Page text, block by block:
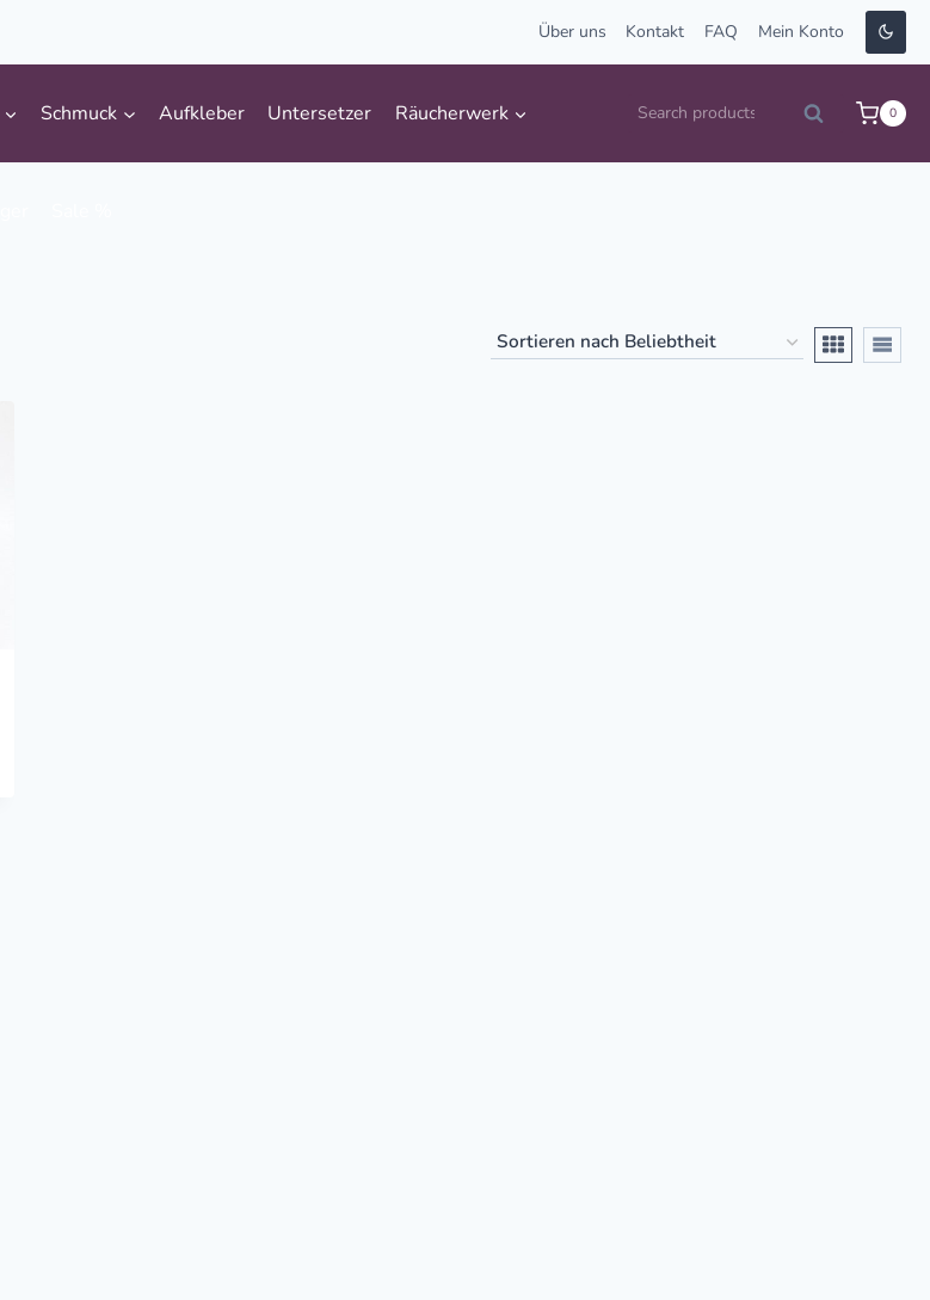
Über uns Kontakt FAQ Mein Konto
Schmuck Aufkleber Untersetzer Räucherwerk
Suche
Search 0